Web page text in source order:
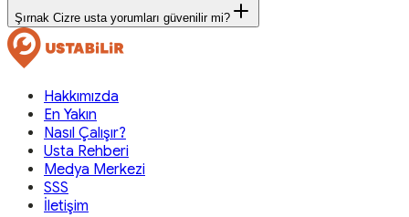
Şırnak Cizre usta yorumları güvenilir mi?
Hakkımızda
En Yakın
Nasıl Çalışır?
Usta Rehberi
Medya Merkezi
SSS
İletişim